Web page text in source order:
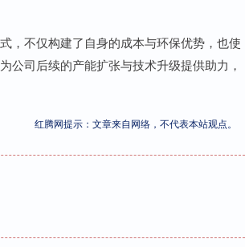
不仅构建了自身的成本与环保优势，也使
公司后续的产能扩张与技术升级提供助力，
红腾网提示：文章来自网络，不代表本站观点。